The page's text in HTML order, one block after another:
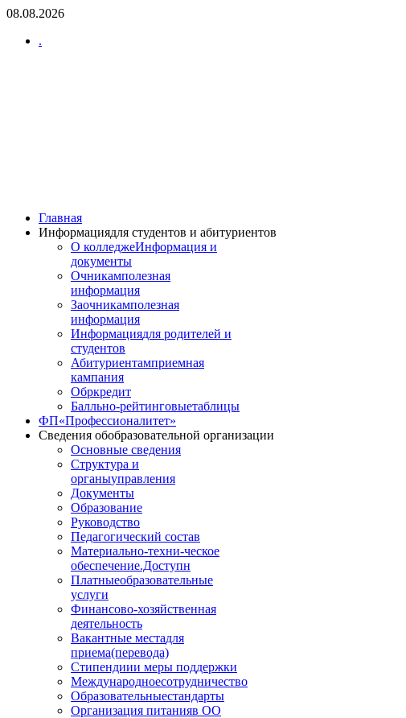
08.08.2026
.
Главная
Информациядля студентов и абитуриентов
О колледжеИнформация и
документы
Очникамполезная
информация
Заочникамполезная
информация
Информациядля родителей и
студентов
Абитуриентамприемная
кампания
Обркредит
Балльно-рейтинговыетаблицы
ФП«Профессионалитет»
Сведения обобразовательной организации
Основные сведения
Структура и
органыуправления
Документы
Образование
Руководство
Педагогический состав
Материально-техни-ческое
обеспечение.Доступн
Платныеобразовательные
услуги
Финансово-хозяйственная
деятельность
Вакантные местадля
приема(перевода)
Стипендиии меры поддержки
Международноесотрудничество
Образовательныестандарты
Организация питанияв ОО